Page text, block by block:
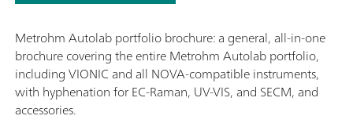
Metrohm Autolab portfolio brochure: a general, all-in-one
brochure covering the entire Metrohm Autolab portfolio,
including VIONIC and all NOVA-compatible instruments,
with hyphenation for EC-Raman, UV-VIS, and SECM, and
accessories.